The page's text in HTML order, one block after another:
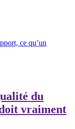
ce qu’un
du
vraiment